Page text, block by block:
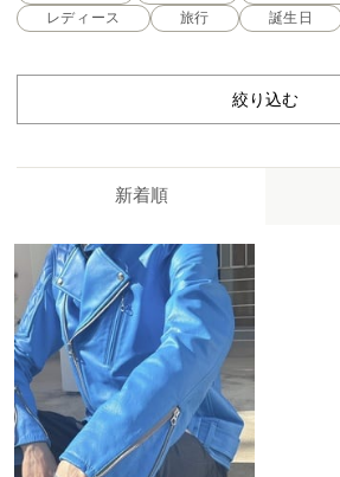
レディース
旅行 誕生日
絞り込む
新着順